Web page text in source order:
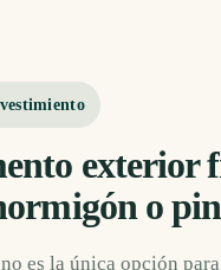
exterior
o
es la única opción